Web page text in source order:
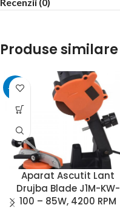
Produse similare
-33%
Aparat Ascutit Lant
Drujba Blade J1M-KW-
100 – 85W, 4200 RPM